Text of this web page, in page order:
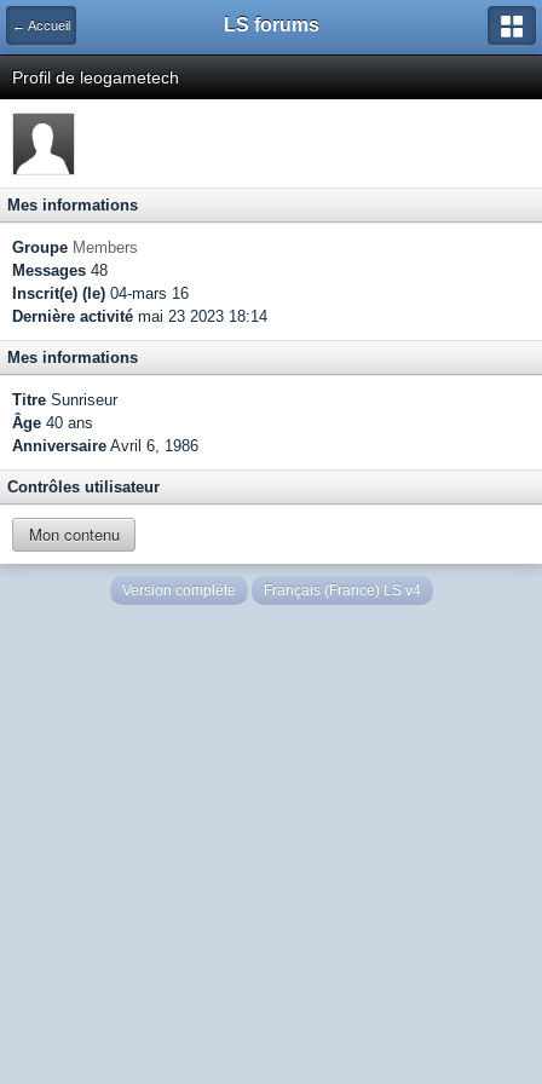
← Accueil LS forums
Profil de leogametech
Mes informations
Groupe Members
Messages 48
Inscrit(e) (le) 04-mars 16
Dernière activité mai 23 2023 18:14
Mes informations
Titre Sunriseur
Âge 40 ans
Anniversaire Avril 6, 1986
Contrôles utilisateur
Mon contenu
Version complète Français (France) LS v4